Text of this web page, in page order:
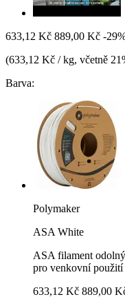
633,12 Kč 889,00 Kč -
(633,12 Kč / kg, včetně
Barva:
Polymaker
ASA White
ASA filament
pro venkovní použití
633,12 Kč 889,00